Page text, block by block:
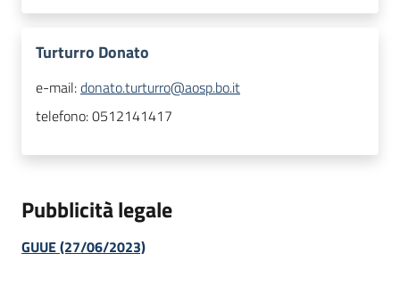
Turturro Donato
e-mail:donato.turturro@aosp.bo.it
telefono:0512141417
Pubblicità legale
GUUE (27/06/2023)